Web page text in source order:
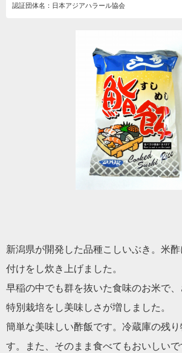
認証団体名：日本アジアハラール協会
新潟県が開発した品種こしいぶき。米
付けをし炊き上げました。
早稲の中でも群を抜いた食味のお米で
特別栽培をし美味しさが増しました。
簡単な美味しい酢飯です。冷蔵庫の残り
す。また、そのまま食べてもおいしいで